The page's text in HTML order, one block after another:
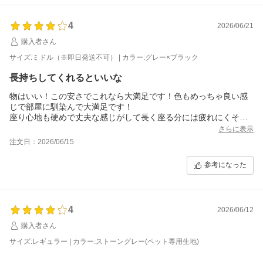
が…。
通販は色味が難しいですね。
でも座り心地や軽さ(前のソファが重すぎて掃除で移動させるのも
です。
カバーが洗濯できるのもいい！
ありがとうございました☆
4
2026/06/21
購入者さん
サイズ:ミドル（※即日発送不可） | カラー:グレー×ブラック
長持ちしてくれるといいな
物はいい！この安さでこれなら大満足です！色もめっちゃ良い感
じで部屋に馴染んで大満足です！
座り心地も硬めで丈夫な感じがして長く座る分には疲れにくそう
ただ…クッションが小さすぎる…涙 飾りにしては邪魔だし笑
そこだけ残念でした。組み立ても簡単でソファ自体はそんなに重
くなさそうです。男性1人で螺旋状の内階段なんとか運べてまし
配達員さんが2人で来てくれたのでこちらは玄関までは何もせずに
済んで助かりました！
さらに表示
注文日：2026/06/15
参考になった
4
2026/06/12
購入者さん
サイズ:レギュラー | カラー:ストーングレー(ペット専用生地)